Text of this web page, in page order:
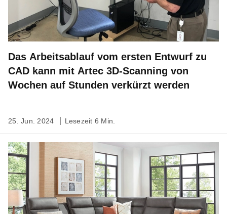
Das Arbeitsablauf vom ersten Entwurf zu
CAD kann mit Artec 3D-Scanning von
Wochen auf Stunden verkürzt werden
25. Jun. 2024 Lesezeit 6 Min.